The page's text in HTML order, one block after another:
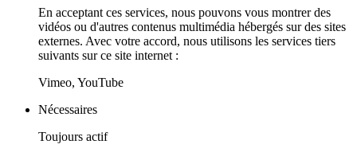
En acceptant ces services, nous pouvons vous montrer des
vidéos ou d'autres contenus multimédia hébergés sur des sites
externes. Avec votre accord, nous utilisons les services tiers
suivants sur ce site internet :
Vimeo, YouTube
Nécessaires
Toujours actif